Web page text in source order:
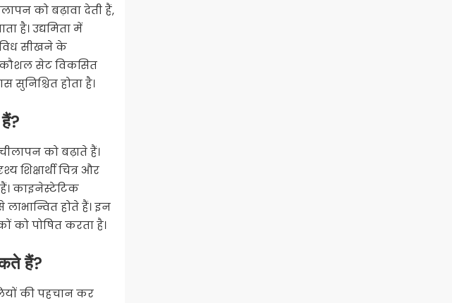
को बढ़ावा देती हैं,
है। उद्यमिता में
सीखने के
सेट विकसित
होता है।
को बढ़ाते हैं।
चित्र और
हैं। काइनेस्टेटिक
लाभान्वित होते हैं। इन
को पोषित करता है।
हैं?
की पहचान कर